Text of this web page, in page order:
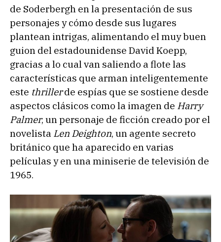
de Soderbergh en la presentación de sus
personajes y cómo desde sus lugares
plantean intrigas, alimentando el muy buen
guion del estadounidense David Koepp,
gracias a lo cual van saliendo a flote las
características que arman inteligentemente
este thrillerde espías que se sostiene desde
aspectos clásicos como la imagen de Harry
Palmer, un personaje de ficción creado por el
novelista Len Deighton, un agente secreto
británico que ha aparecido en varias
películas y en una miniserie de televisión de
1965.